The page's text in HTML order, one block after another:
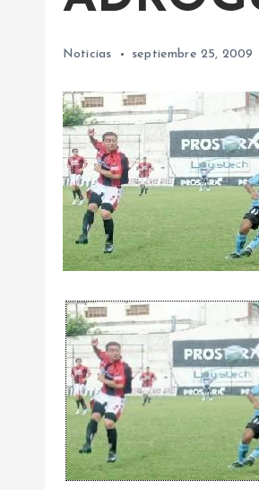
Noticias septiembre 25, 2009